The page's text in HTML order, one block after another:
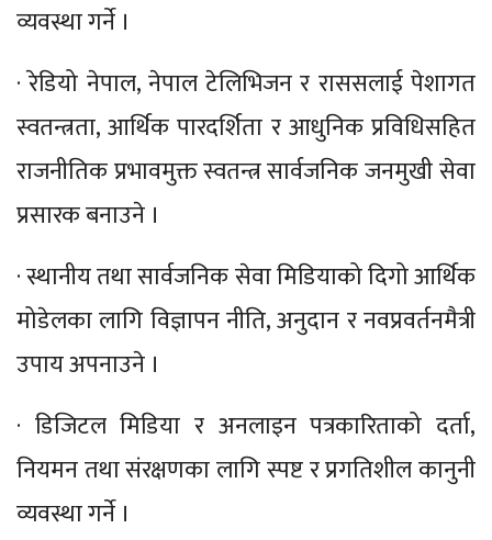
व्यवस्था गर्ने ।
· रेडियो नेपाल, नेपाल टेलिभिजन र राससलाई पेशागत
स्वतन्त्रता, आर्थिक पारदर्शिता र आधुनिक प्रविधिसहित
राजनीतिक प्रभावमुक्त स्वतन्त्र सार्वजनिक जनमुखी सेवा
प्रसारक बनाउने ।
· स्थानीय तथा सार्वजनिक सेवा मिडियाको दिगो आर्थिक
मोडेलका लागि विज्ञापन नीति, अनुदान र नवप्रवर्तनमैत्री
उपाय अपनाउने ।
· डिजिटल मिडिया र अनलाइन पत्रकारिताको दर्ता,
नियमन तथा संरक्षणका लागि स्पष्ट र प्रगतिशील कानुनी
व्यवस्था गर्ने ।